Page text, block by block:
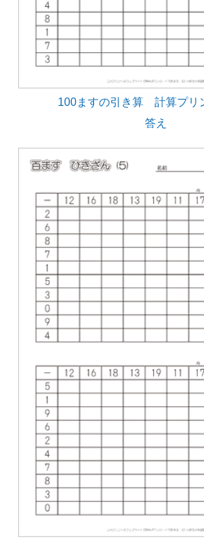
100ますの引き算 計算プリ
答え